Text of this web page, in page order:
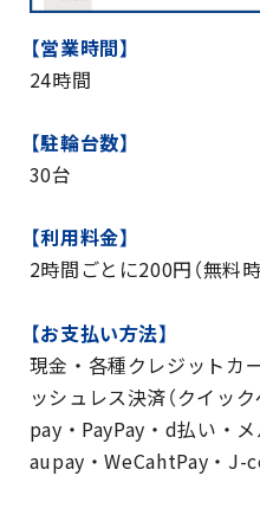
【営業時間】
24時間
【駐輪台数】
30台
【利用料金】
2時間ごとに200円（無料
【お支払い方法】
現金・各種クレジットカ
ッシュレス決済（クイッ
pay・PayPay・d払い・
aupay・WeCahtPay・J-